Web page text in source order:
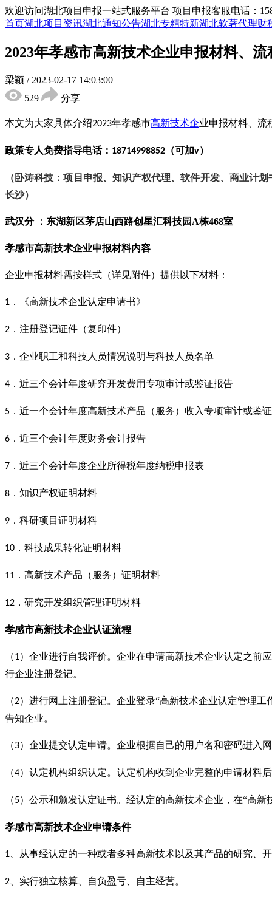
欢迎访问湖北项目申报一站式服务平台 项目申报客服电话：
首页湖北项目资讯湖北通知公告湖北专精特新湖北软著代理财
2023年孝感市高新技术企业申报材料、
梁颖 / 2023-02-17 14:03:00
529
分享
本文为大家具体介绍2023年孝感市高新技术企业申报材料、流
政策专人免费指导电话： 18714998852 （可加v）
（卧涛科技：项目申报、知识产权代理、软件开发、商业计
长沙）
武汉分 ：东湖新区茅店山西路创星汇科技园 A栋468室
孝感市高新技术企业申报材料内容
企业申报材料需按样式（详见附件）提供以下材料：
1 ．《高新技术企业认定申请书》
2 ．注册登记证件（复印件）
3 ．企业职工和科技人员情况说明与科技人员名单
4 ．近三个会计年度研究开发费用专项审计或鉴证报告
5 ．近一个会计年度高新技术产品（服务）收入专项审计或鉴
6 ．近三个会计年度财务会计报告
7 ．近三个会计年度企业所得税年度纳税申报表
8 ．知识产权证明材料
9 ．科研项目证明材料
10 ．科技成果转化证明材料
11 ．高新技术产品（服务）证明材料
12 ．研究开发组织管理证明材料
孝感市高新技术企业认证流程
（1）企业进行自我评价。企业在申请高新技术企业认定之前
行企业注册登记。
（2）进行网上注册登记。企业登录“高新技术企业认定管理
告知企业。
（3）企业提交认定申请。企业根据自己的用户名和密码进入
（4）认定机构组织认定。认定机构收到企业完整的申请材料
（5）公示和颁发认定证书。经认定的高新技术企业，在“高新
孝感市高新技术企业申请条件
1 、从事经认定的一种或者多种高新技术以及其产品的研究、
2 、实行独立核算、自负盈亏、自主经营。